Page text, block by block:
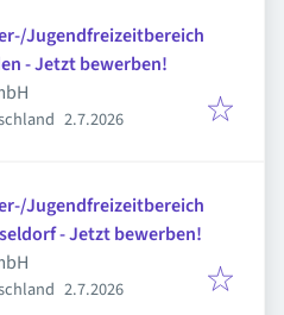
Jugendfreizeitbereich
- Jetzt bewerben!
Veröffentlicht
2.7.2026
Jugendfreizeitbereich
- Jetzt bewerben!
Veröffentlicht
2.7.2026